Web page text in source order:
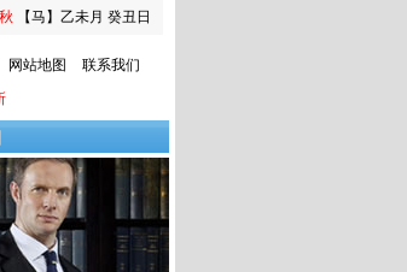
【马】乙未月 癸丑日
网站地图
联系我们